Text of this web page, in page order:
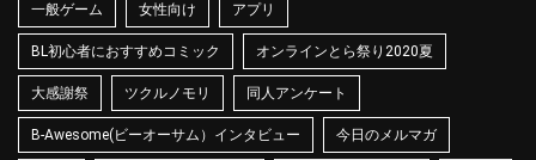
一般ゲーム 女性向け アプリ
BL初心者におすすめコミック オンラインとら祭り2020夏
大感謝祭 ツクルノモリ 同人アンケート
B-Awesome(ビーオーサム）インタビュー 今日のメルマガ